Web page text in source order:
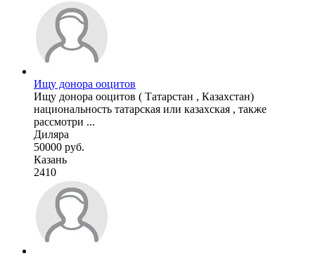
Ищу донора ооцитов
Ищу донора ооцитов ( Татарстан , Казахстан)
национальность татарская или казахская , также
рассмотри ...
Диляра
50000 руб.
Казань
2410